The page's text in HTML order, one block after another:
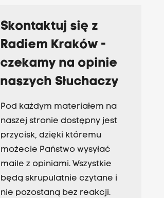
Skontaktuj się z
Radiem Kraków -
czekamy na opinie
naszych Słuchaczy
Pod każdym materiałem na
naszej stronie dostępny jest
przycisk, dzięki któremu
możecie Państwo wysyłać
maile z opiniami. Wszystkie
będą skrupulatnie czytane i
nie pozostaną bez reakcji.